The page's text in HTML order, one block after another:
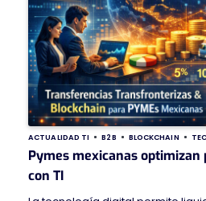
ACTUALIDAD TI B2B BLOCKCHAIN
Pymes mexicanas
con TI